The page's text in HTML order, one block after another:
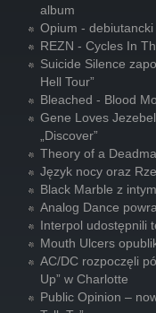
album
Opium - debiutancki
REZN - Cycles In
Suicide Silence
Hell Tour”
Bleached - Blood
Gene Loves
„Discover”
Theory of a
Język nocy oraz
Black Marble z
Analog Dance
Interpol udostępnili
Mouth Ulcers
AC/DC rozpoczęli
Up” w Charlotte
Public Opinion –